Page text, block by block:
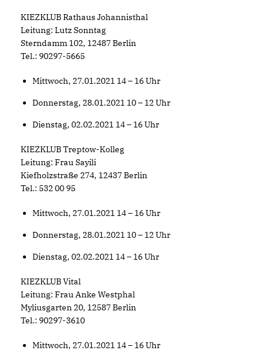
KIEZKLUB Rathaus Johannisthal
Leitung: Lutz Sonntag
Sterndamm 102, 12487 Berlin
Tel.: 90297-5665
Mittwoch, 27.01.2021 14 – 16 Uhr
Donnerstag, 28.01.2021 10 – 12 Uhr
Dienstag, 02.02.2021 14 – 16 Uhr
KIEZKLUB Treptow-Kolleg
Leitung: Frau Sayili
Kiefholzstraße 274, 12437 Berlin
Tel.: 532 00 95
Mittwoch, 27.01.2021 14 – 16 Uhr
Donnerstag, 28.01.2021 10 – 12 Uhr
Dienstag, 02.02.2021 14 – 16 Uhr
KIEZKLUB Vital
Leitung: Frau Anke Westphal
Myliusgarten 20, 12587 Berlin
Tel.: 90297-3610
Mittwoch, 27.01.2021 14 – 16 Uhr